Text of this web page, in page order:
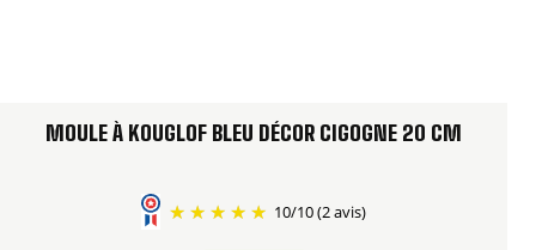
MOULE À KOUGLOF BLEU DÉCOR CIGOGNE 20 CM
10/10(2 avis)